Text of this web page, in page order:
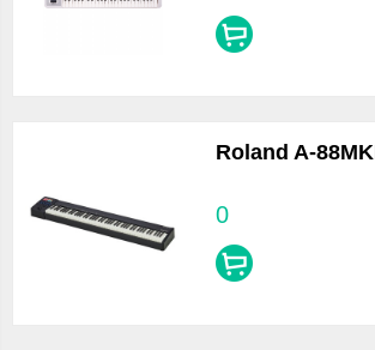
Roland A-
0